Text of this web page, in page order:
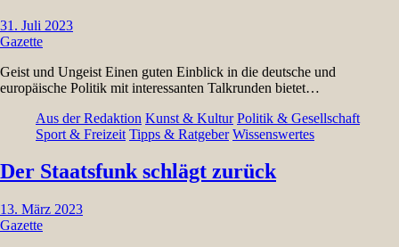
31. Juli 2023
Gazette
Geist und Ungeist Einen guten Einblick in die deutsche und
europäische Politik mit interessanten Talkrunden bietet…
Aus der Redaktion Kunst & Kultur Politik & Gesellschaft
Sport & Freizeit Tipps & Ratgeber Wissenswertes
Der Staatsfunk schlägt zurück
13. März 2023
Gazette